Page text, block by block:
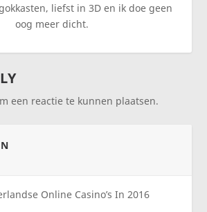
liefst in 3D en ik doe geen
oog meer dicht.
een reactie te kunnen plaatsen.
Online Casino’s In 2016